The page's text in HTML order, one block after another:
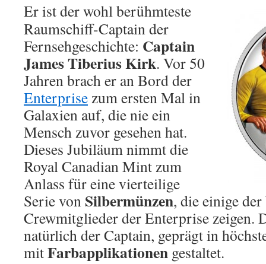
Er ist der wohl berühmteste
Raumschiff-Captain der
Fernsehgeschichte: Captain
James Tiberius Kirk. Vor 50
Jahren brach er an Bord der
Enterprisezum ersten Mal in
Galaxien auf, die nie ein
Mensch zuvor gesehen hat.
Dieses Jubiläum nimmt die
Royal Canadian Mint zum
Anlass für eine vierteilige
Serie von Silbermünzen, die einige
Crewmitglieder der Enterprise zeigen.
natürlich der Captain, geprägt in
mitFarbapplikationen gestaltet.